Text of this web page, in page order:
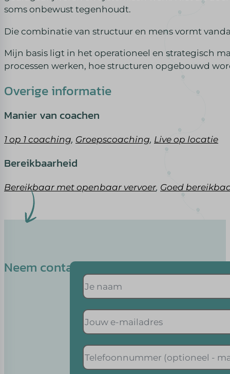
soms onbewust tegenhoudt.
Die combinatie van structuur en mens vormt
Mijn basis ligt in het operationeel en strategisch
processen werken, hoe structuren opgebouwd
Overige informatie
Manier van coachen
1 op 1 coaching, Groepscoaching, Live op locatie
Bereikbaarheid
Bereikbaar met openbaar vervoer, Goed
Neem contact op met Marc